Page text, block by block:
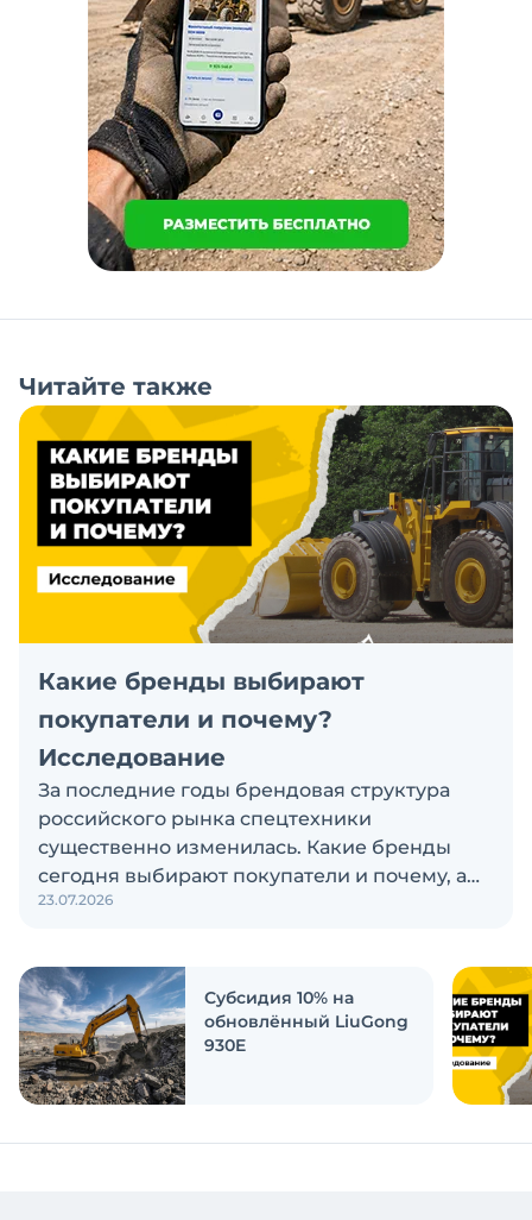
Читайте также
Какие бренды выбирают
покупатели и почему?
Исследование
За последние годы брендовая структура
российского рынка спецтехники
существенно изменилась. Какие бренды
сегодня выбирают покупатели и почему, а
также кого считают лидерами рынка?
ответить на эти вопросы
23.07.2026
Субсидия 10% на
обновлённый LiuGong
930E